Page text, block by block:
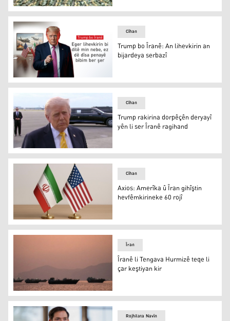
Îranê dem û şert bo azadkirina pereyê astengkirî hene
Donald Trump
Cîhan
Trump bo Îranê: An lihevkirin an
bijardeya serbazî
Donald Trump
Cîhan
Trump rakirina dorpêçên deryayî
yên li ser Îranê ragihand
Axios: Amerîka û Îran gihîştin hevfêmkirineke 60 rojî
Cîhan
Axios: Amerîka û Îran gihîştin
hevfêmkirineke 60 rojî
Tengava Hurmizê
Îran
Îranê li Tengava Hurmizê teqe li
çar keştiyan kir
Rojhilata Navîn